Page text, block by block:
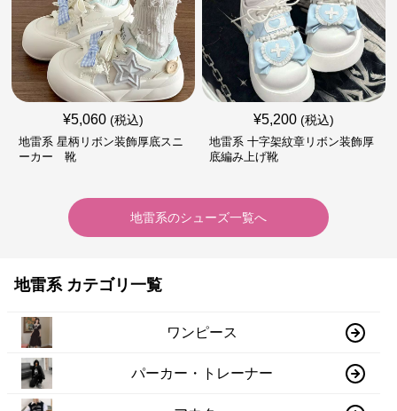
¥5,060 (税込)
地雷系 星柄リボン装飾厚底スニ
ーカー 靴
¥5,200 (税込)
地雷系 十字架紋章リボン装飾厚
底編み上げ靴
地雷系のシューズ一覧へ
地雷系 カテゴリ一覧
ワンピース
パーカー・トレーナー